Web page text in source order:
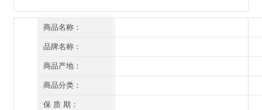
商品名称：
FACE医肤基 玫瑰祛皱保湿乳50ml
品牌名称：
医肤基
商品产地：
广州
商品分类：
乳液
保 质 期：